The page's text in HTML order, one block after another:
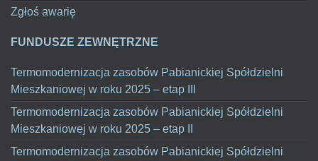
Zgłoś awarię
FUNDUSZE ZEWNĘTRZNE
Termomodernizacja zasobów Pabianickiej Spółdzielni
Mieszkaniowej w roku 2025 – etap III
Termomodernizacja zasobów Pabianickiej Spółdzielni
Mieszkaniowej w roku 2025 – etap II
Termomodernizacja zasobów Pabianickiej Spółdzielni